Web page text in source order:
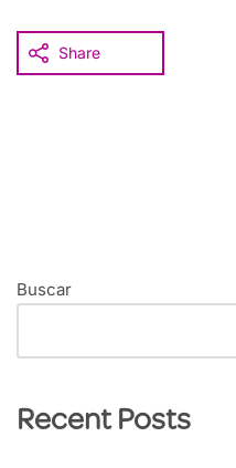
Share
Buscar
Recent Posts